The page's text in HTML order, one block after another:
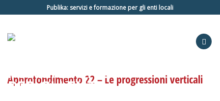
ai
Publika: servizi e formazione per gli enti locali
Approfondimento 22 – Le progressioni verticali